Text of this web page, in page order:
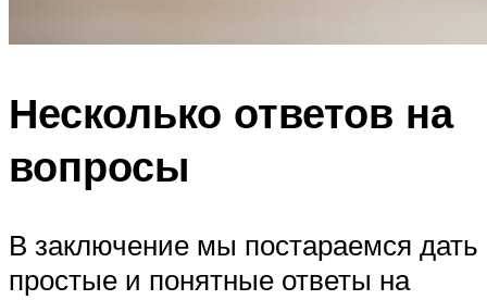
Несколько ответов на
вопросы
В заключение мы постараемся дать
простые и понятные ответы на